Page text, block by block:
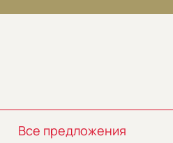
Все предложения